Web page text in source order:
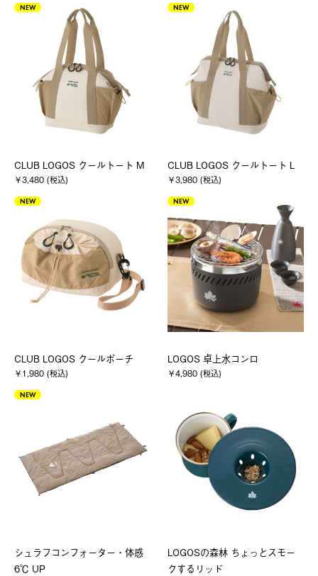
NEW
CLUB LOGOS クールトート M
￥3,480 (税込)
NEW
CLUB LOGOS クールトート L
￥3,980 (税込)
NEW
CLUB LOGOS クールポーチ
￥1,980 (税込)
NEW
LOGOS 卓上水コンロ
￥4,980 (税込)
NEW
シュラフコンフォーター・体感
6℃ UP
LOGOSの森林 ちょっとスモー
クするリッド